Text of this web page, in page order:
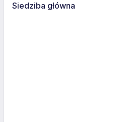
Siedziba główna